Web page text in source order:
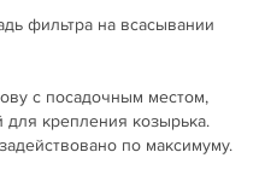
фильтра на всасывании
с посадочным местом,
для крепления козырька.
по максимуму.